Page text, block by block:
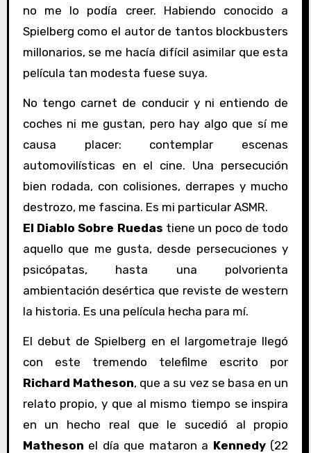
no me lo podía creer. Habiendo conocido a
Spielberg como el autor de tantos blockbusters
millonarios, se me hacía difícil asimilar que esta
película tan modesta fuese suya.
No tengo carnet de conducir y ni entiendo de
coches ni me gustan, pero hay algo que sí me
causa placer: contemplar escenas
automovilísticas en el cine. Una persecución
bien rodada, con colisiones, derrapes y mucho
destrozo, me fascina. Es mi particular ASMR.
El Diablo Sobre Ruedas tiene un poco de todo
aquello que me gusta, desde persecuciones y
psicópatas, hasta una polvorienta
ambientación desértica que reviste de western
la historia. Es una película hecha para mí.
El debut de Spielberg en el largometraje llegó
con este tremendo telefilme escrito por
Richard Matheson, que a su vez se basa en un
relato propio, y que al mismo tiempo se inspira
en un hecho real que le sucedió al propio
Matheson el día que mataron a Kennedy(22